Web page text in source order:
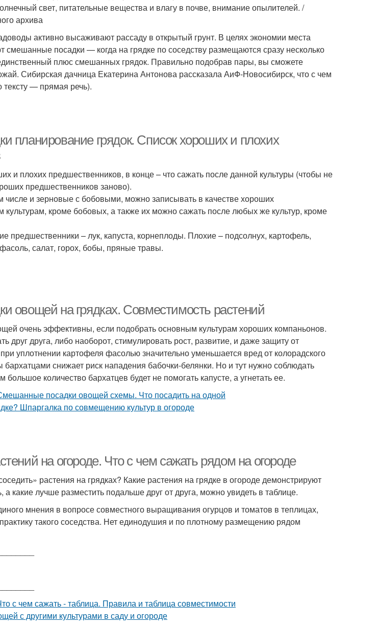
свет, питательные вещества и влагу в почве, внимание опылителей. /
архива
активно высаживают рассаду в открытый грунт. В целях экономии места
смешанные посадки — когда на грядке по соседству размещаются сразу несколько
плюс смешанных грядок. Правильно подобрав пары, вы сможете
Сибирская дачница Екатерина Антонова рассказала АиФ-Новосибирск, что с чем
— прямая речь).
планирование грядок. Список хороших и плохих
и плохих предшественников, в конце – что сажать после данной культуры (чтобы не
предшественников заново).
числе и зерновые с бобовыми, можно записывать в качестве хороших
кроме бобовых, а также их можно сажать после любых же культур, кроме
предшественники – лук, капуста, корнеплоды. Плохие – подсолнух, картофель,
салат, горох, бобы, пряные травы.
овощей на грядках. Совместимость растений
очень эффективны, если подобрать основным культурам хороших компаньонов.
друг друга, либо наоборот, стимулировать рост, развитие, и даже защиту от
уплотнении картофеля фасолью значительно уменьшается вред от колорадского
бархатцами снижает риск нападения бабочки-белянки. Но и тут нужно соблюдать
количество бархатцев будет не помогать капусте, а угнетать ее.
на огороде. Что с чем сажать рядом на огороде
растения на грядках? Какие растения на грядке в огороде демонстрируют
а какие лучше разместить подальше друг от друга, можно увидеть в таблице.
мнения в вопросе совместного выращивания огурцов и томатов в теплицах,
такого соседства. Нет единодушия и по плотному размещению рядом